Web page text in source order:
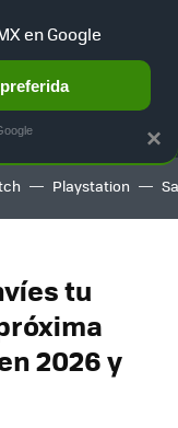
TERRITORIO
Playstation
tu
2026 y
×
en Google